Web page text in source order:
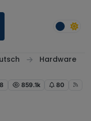
Hardware
859.1k 80